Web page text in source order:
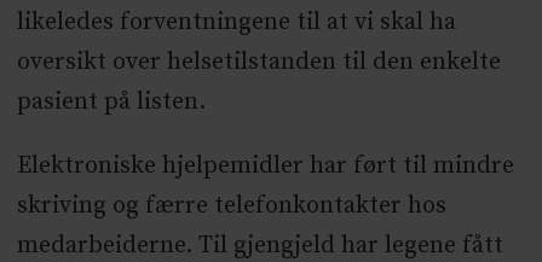
likeledes forventningene til at vi skal ha
oversikt over helsetilstanden til den enkelte
pasient på listen.
Elektroniske hjelpemidler har ført til mindre
skriving og færre telefonkontakter hos
medarbeiderne. Til gjengjeld har legene fått